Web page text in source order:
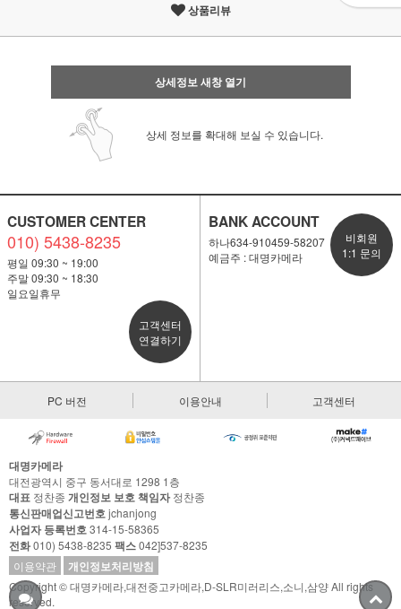
상품리뷰
상세정보 새창 열기
상세 정보를 확대해 보실 수 있습니다.
CUSTOMER CENTER
010) 5438-8235
평일 09:30 ~ 19:00
주말 09:30 ~ 18:30
일요일휴무
고객센터
연결하기
BANK ACCOUNT
하나634-910459-58207
예금주 : 대명카메라
비회원
1:1 문의
PC 버전 이용안내 고객센터
대명카메라
대전광역시 중구 동서대로 1298 1층
대표 정찬종 개인정보 보호 책임자정찬종
통신판매업신고번호jchanjong
사업자 등록번호314-15-58365
전화010) 5438-8235 팩스042]537-8235
이용약관
개인정보처리방침
Copyright © 대명카메라,대전중고카메라,D-SLR미러리스,소니,삼양 All rights
reserved.